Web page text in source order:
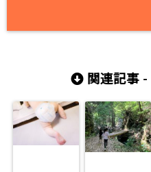
関連記事 -